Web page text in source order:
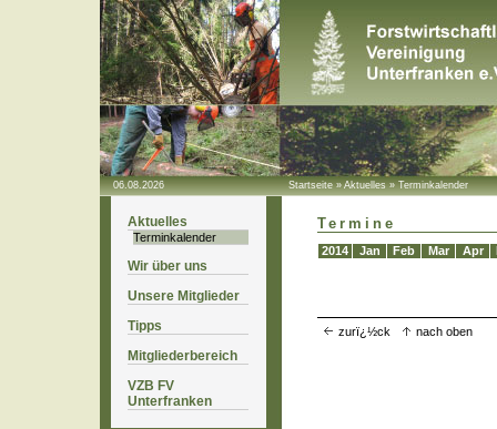
06.08.2026 Startseite»Aktuelles»Terminkalender
Aktuelles
Terminkalender
Wir über uns
Unsere Mitglieder
Tipps
Mitgliederbereich
VZB FV
Unterfranken
Termine
2014 Jan Feb Mar Apr
zurï¿½ck nach oben